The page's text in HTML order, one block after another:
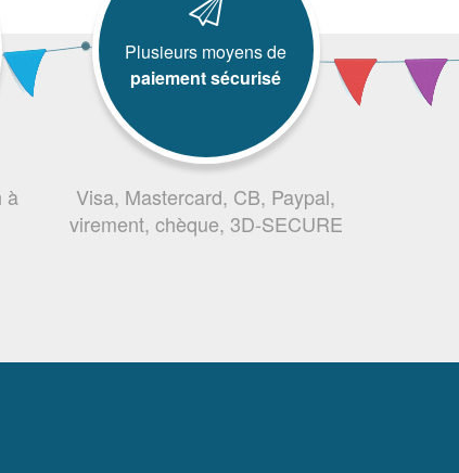
à
Plusieurs moyens de
paiement sécurisé
Visa, Mastercard, CB, Paypal,
virement, chèque, 3D-SECURE